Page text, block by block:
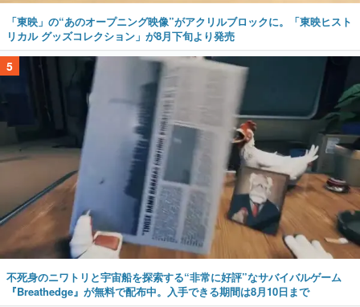
「東映」の“あのオープニング映像”がアクリルブロックに。「東映ヒスト
リカル グッズコレクション」が8月下旬より発売
5
不死身のニワトリと宇宙船を探索する“非常に好評”なサバイバルゲーム
『Breathedge』が無料で配布中。入手できる期間は8月10日まで